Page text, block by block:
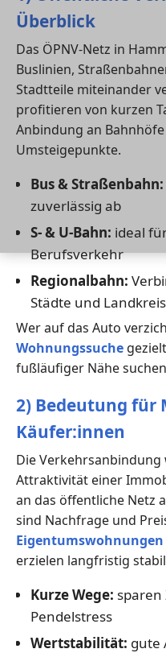
Überblick
Das ÖPNV-Netz in
Buslinien,
Stadtteile miteinander
profitieren von kurzen
Anbindung an
Umsteigepunkte.
Bus & Straßenbahn:
zuverlässig ab
S- & U-Bahn: ideal
Berufsverkehr
Regionalbahn:
Städte und
Wer auf das Auto
Wohnungssuche
fußläufiger Nähe
2) Bedeutung für
Käufer:innen
Die
Attraktivität einer
an das öffentliche Netz
sind Nachfrage und
Eigentumswohnungen
erzielen langfristig
Kurze Wege:
Pendelstress
Wertstabilität: gute